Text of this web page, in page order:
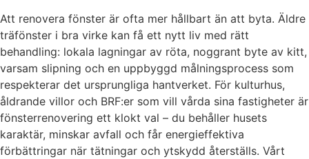
Att renovera fönster är ofta mer hållbart än att byta. Äldre
träfönster i bra virke kan få ett nytt liv med rätt
behandling: lokala lagningar av röta, noggrant byte av kitt,
varsam slipning och en uppbyggd målningsprocess som
respekterar det ursprungliga hantverket. För kulturhus,
åldrande villor och BRF:er som vill vårda sina fastigheter är
fönsterrenovering ett klokt val – du behåller husets
karaktär, minskar avfall och får energieffektiva
förbättringar när tätningar och ytskydd återställs. Vårt